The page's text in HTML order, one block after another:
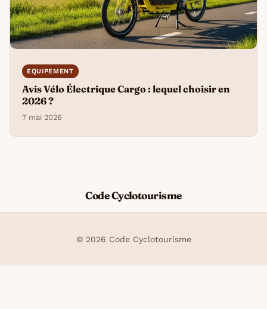
EQUIPEMENT
Avis Vélo Électrique Cargo : lequel choisir en
2026 ?
7 mai 2026
Code Cyclotourisme
© 2026 Code Cyclotourisme